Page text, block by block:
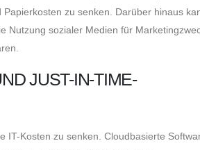
zu senken. Darüber hinaus
Nutzung sozialer Medien für
JUST-IN-TIME-
IT-Kosten zu senken. Cloudbasierte